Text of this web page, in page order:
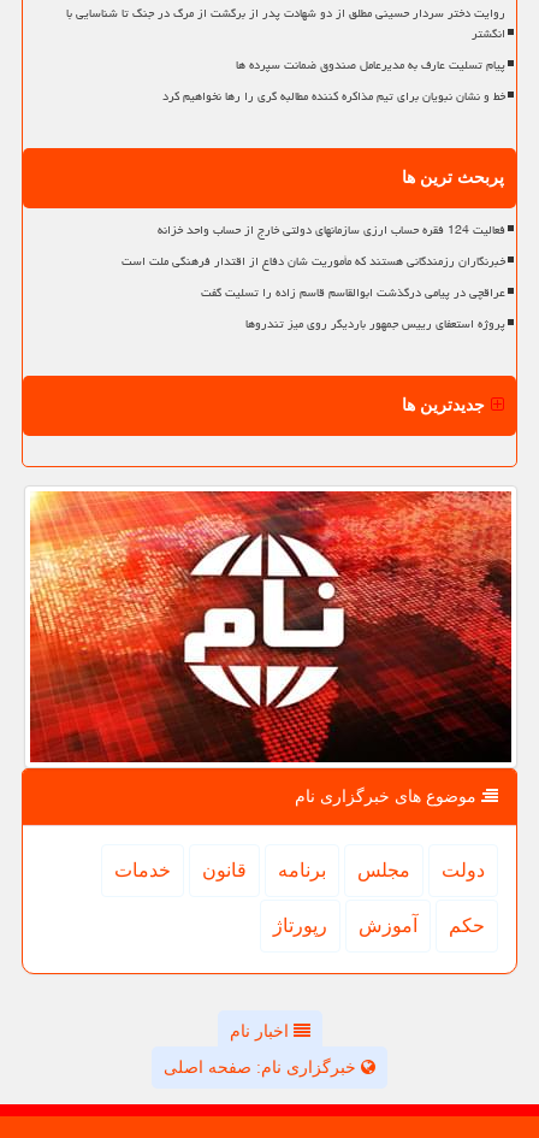
روایت دختر سردار حسینی مطلق از دو شهادت پدر از برگشت از مرگ در جنگ تا شناسایی با
انگشتر
پیام تسلیت عارف به مدیرعامل صندوق ضمانت سپرده ها
خط و نشان نبویان برای تیم مذاکره کننده مطالبه گری را رها نخواهیم کرد
پربحث ترین ها
فعالیت 124 فقره حساب ارزی سازمانهای دولتی خارج از حساب واحد خزانه
خبرنگاران رزمندگانی هستند که مأموریت شان دفاع از اقتدار فرهنگی ملت است
عراقچی در پیامی درگذشت ابوالقاسم قاسم زاده را تسلیت گفت
پروژه استعفای رییس جمهور باردیگر روی میز تندروها
جدیدترین ها
موضوع های خبرگزاری نام
دولت مجلس برنامه قانون خدمات
حكم آموزش رپورتاژ
اخبار نام
خبرگزاری نام: صفحه اصلی